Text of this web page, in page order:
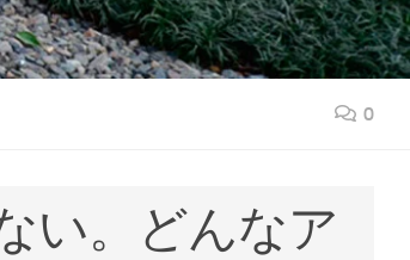
0
い。どんなア